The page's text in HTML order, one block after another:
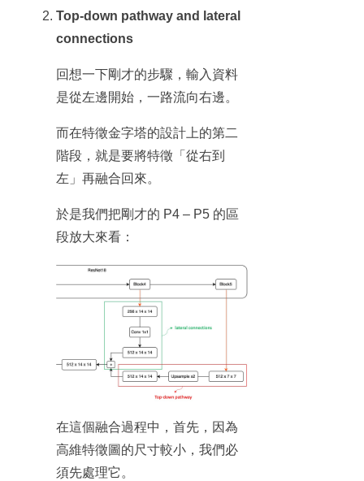
Top-down pathway and lateral
connections
回想一下剛才的步驟，輸入資料
是從左邊開始，一路流向右邊。
而在特徵金字塔的設計上的第二
階段，就是要將特徵「從右到
左」再融合回來。
於是我們把剛才的 P4 – P5 的區
段放大來看：
在這個融合過程中，首先，因為
高維特徵圖的尺寸較小，我們必
須先處理它。